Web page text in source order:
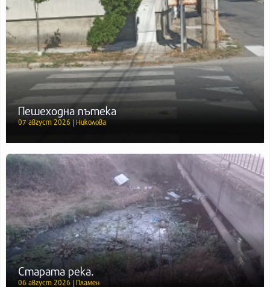
Пешеходна пътека
07 август 2026 | Николова
Старата река.
06 август 2026 | Пламен